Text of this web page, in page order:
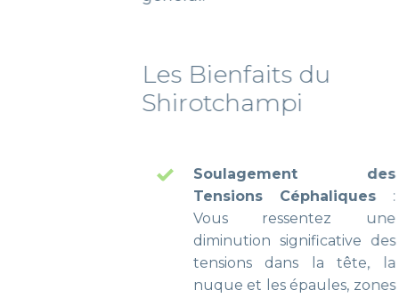
Les Bienfaits ​​du ​
Shirotchampi
Soulagement des
Tensions Céphaliques:
Vous ressentez une
diminution significative des
tensions dans la tête, la
nuque et les épaules, zones